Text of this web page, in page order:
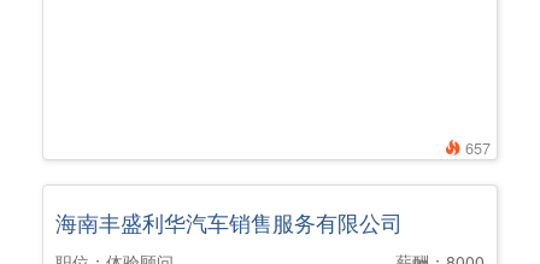
657
海南丰盛利华汽车销售服务有限公司